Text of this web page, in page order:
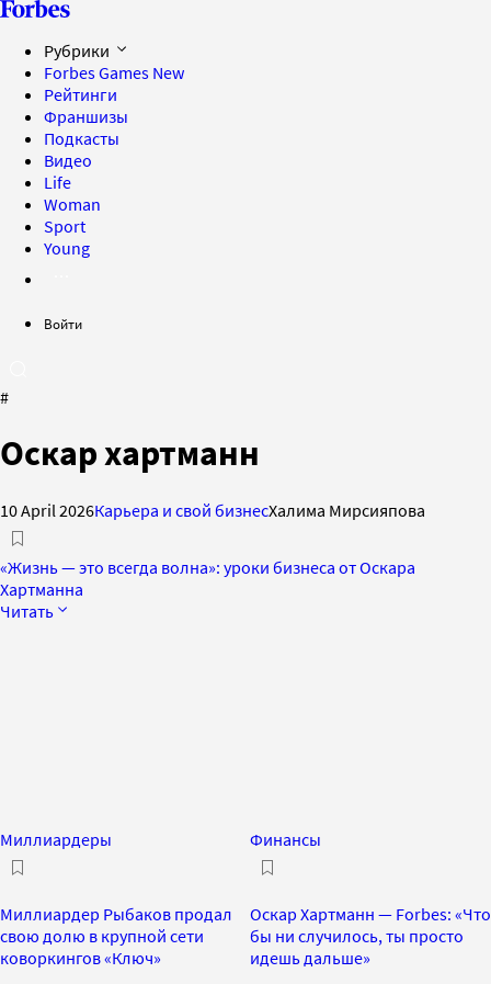
Рубрики
Forbes Games New
Рейтинги
Франшизы
Подкасты
Видео
Life
Woman
Sport
Young
Войти
#
Оскар хартманн
10 April 2026Карьера и свой бизнесХалима Мирсияпова
«Жизнь — это всегда волна»: уроки бизнеса от Оскара
Хартманна
Читать
Миллиардеры
Миллиардер Рыбаков продал
свою долю в крупной сети
коворкингов «Ключ»
Финансы
Оскар Хартманн — Forbes: «Что
бы ни случилось, ты просто
идешь дальше»